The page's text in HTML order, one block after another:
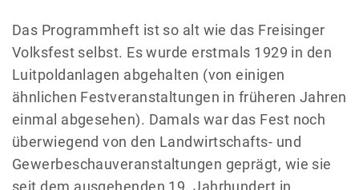
Das Programmheft ist so alt wie das Freisinger
Volksfest selbst. Es wurde erstmals 1929 in den
Luitpoldanlagen abgehalten (von einigen
ähnlichen Festveranstaltungen in früheren Jahren
einmal abgesehen). Damals war das Fest noch
überwiegend von den Landwirtschafts- und
Gewerbeschauveranstaltungen geprägt, wie sie
seit dem ausgehenden 19. Jahrhundert in